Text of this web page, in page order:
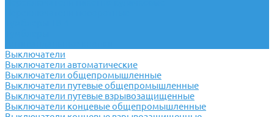
Выключатели
Выключатели автоматические
Выключатели общепромышленные
Выключатели путевые общепромышленные
Выключатели путевые взрывозащищенные
Выключатели концевые общепромышленные